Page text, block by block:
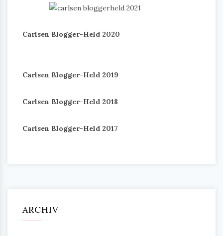
Carlsen Blogger-Held 2020
Carlsen Blogger-Held 2019
Carlsen Blogger-Held 2018
Carlsen Blogger-Held 2017
ARCHIV